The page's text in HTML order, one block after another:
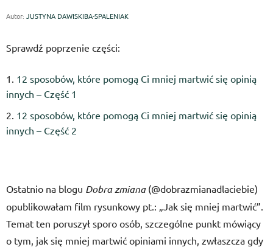
Autor: JUSTYNA DAWISKIBA-SPALENIAK
Sprawdź poprzenie części:
12 sposobów, które pomogą Ci mniej martwić się opinią
innych – Część 1
12 sposobów, które pomogą Ci mniej martwić się opinią
innych – Część 2
Ostatnio na blogu Dobra zmiana(@dobrazmianadlaciebie)
opublikowałam film rysunkowy pt.: „Jak się mniej martwić”.
Temat ten poruszył sporo osób, szczególne punkt mówiący
o tym, jak się mniej martwić opiniami innych, zwłaszcza gdy